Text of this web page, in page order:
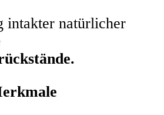
intakter natürlicher